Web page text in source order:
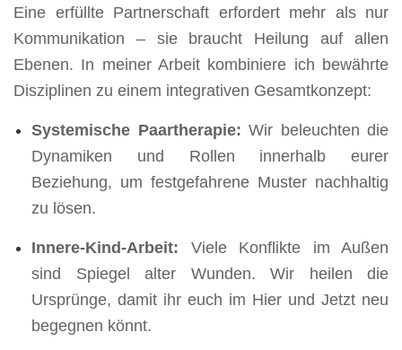
Eine erfüllte Partnerschaft erfordert mehr als nur
Kommunikation – sie braucht Heilung auf allen
Ebenen. In meiner Arbeit kombiniere ich bewährte
Disziplinen zu einem integrativen Gesamtkonzept:
Systemische Paartherapie: Wir beleuchten die
Dynamiken und Rollen innerhalb eurer
Beziehung, um festgefahrene Muster nachhaltig
zu lösen.
Innere-Kind-Arbeit: Viele Konflikte im Außen
sind Spiegel alter Wunden. Wir heilen die
Ursprünge, damit ihr euch im Hier und Jetzt neu
begegnen könnt.